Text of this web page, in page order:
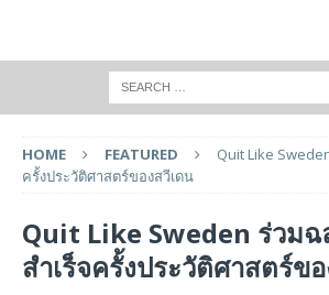
HOME FEATURED
Quit Like
ครั้งประวัติศาสตร์ของสวีเดน
Quit Like Sweden ร่วมฉ
สำเร็จครั้งประวัติศาสตร์ข